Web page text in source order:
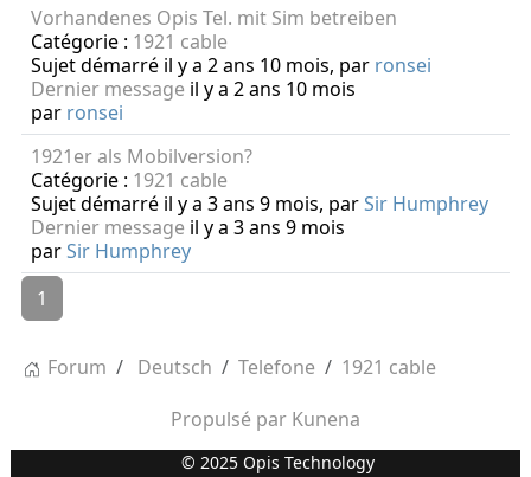
Vorhandenes Opis Tel. mit Sim betreiben
Catégorie : 1921 cable
Sujet démarré il y a 2 ans 10 mois, par ronsei
Dernier message il y a 2 ans 10 mois
par ronsei
1921er als Mobilversion?
Catégorie : 1921 cable
Sujet démarré il y a 3 ans 9 mois, parSir Humphrey
Dernier message il y a 3 ans 9 mois
parSir Humphrey
1
Forum Deutsch Telefone
1921 cable
Propulsé par Kunena
© 2025 Opis Technology